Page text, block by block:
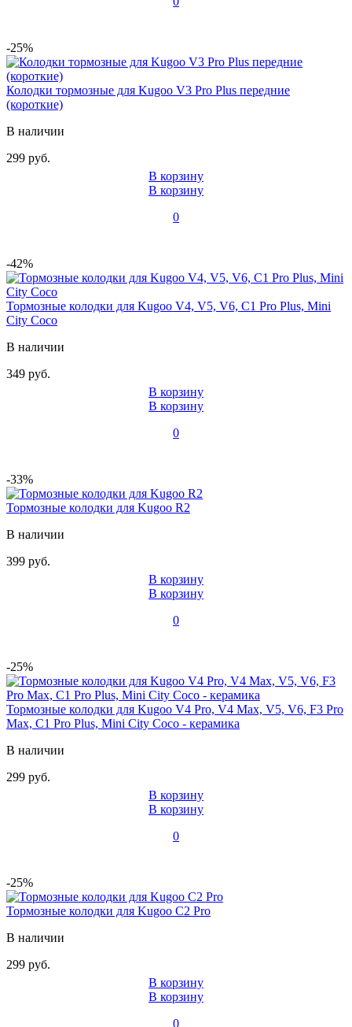
-25%
Колодки тормозные для Kugoo V3 Pro Plus передние
(короткие)
В наличии
299 руб.
В корзину
В корзину
0
-42%
Тормозные колодки для Kugoo V4, V5, V6, C1 Pro Plus, Mini
City Coco
В наличии
349 руб.
В корзину
В корзину
0
-33%
Тормозные колодки для Kugoo R2
В наличии
399 руб.
В корзину
В корзину
0
-25%
Тормозные колодки для Kugoo V4 Pro, V4 Max, V5, V6, F3 Pro
Max, C1 Pro Plus, Mini City Coco - керамика
В наличии
299 руб.
В корзину
В корзину
0
-25%
Тормозные колодки для Kugoo C2 Pro
В наличии
299 руб.
В корзину
В корзину
0